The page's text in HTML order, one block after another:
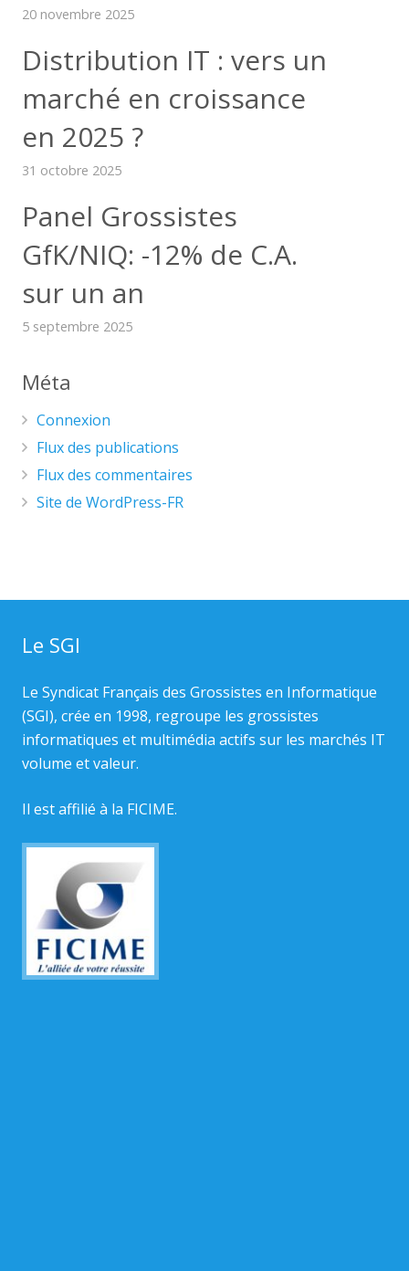
20 novembre 2025
Distribution IT : vers un
marché en croissance
en 2025 ?
31 octobre 2025
Panel Grossistes
GfK/NIQ: -12% de C.A.
sur un an
5 septembre 2025
Méta
Connexion
Flux des publications
Flux des commentaires
Site de WordPress-FR
Le SGI
Le Syndicat Français des Grossistes en Informatique
(SGI), crée en 1998, regroupe les grossistes
informatiques et multimédia actifs sur les marchés IT
volume et valeur.
Il est affilié à la FICIME.